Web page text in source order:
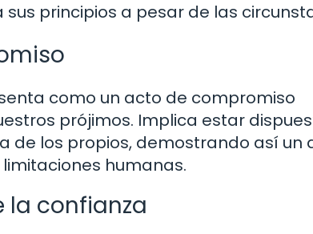
principios a pesar de las
como un acto de compromiso
prójimos. Implica estar
de los propios, demostrando así un
humanas.
la confianza